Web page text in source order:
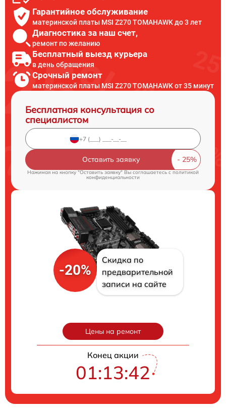
Гарантийное обслуживание
материнской платы MSI Z270 TOMAHAWK до 3 лет
Диагностика за наш счет,
ремонт по желанию
Бесплатный выезд курьера
в день обращения
Срочный ремонт
материнской платы MSI Z270 TOMAHAWK от 35 минут
Бесплатная консультация со
специалистом
Оставить заявку
Нажимая на кнопку "Оставить заявку" Вы соглашаетесь cполитикой
конфиденциальности
-20%
Скидка по
предварительной
записи на сайте
Цены на ремонт
Конец акции
01:13:41